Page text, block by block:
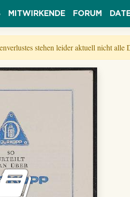
MITWIRKENDE FORUM
stehen leider aktuell nicht